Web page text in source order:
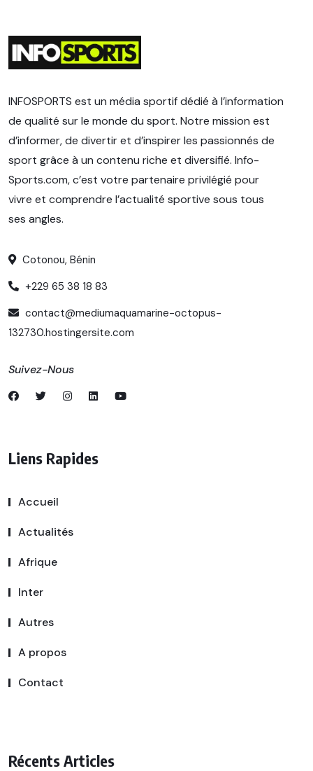
INFOSPORTS est un média sportif dédié à l’information
de qualité sur le monde du sport. Notre mission est
d’informer, de divertir et d’inspirer les passionnés de
sport grâce à un contenu riche et diversifié. Info-
Sports.com, c’est votre partenaire privilégié pour
vivre et comprendre l’actualité sportive sous tous
ses angles.
Cotonou, Bénin
+229 65 38 18 83
contact@mediumaquamarine-octopus-
132730.hostingersite.com
Suivez-Nous
Liens Rapides
Accueil
Actualités
Afrique
Inter
Autres
A propos
Contact
Récents Articles